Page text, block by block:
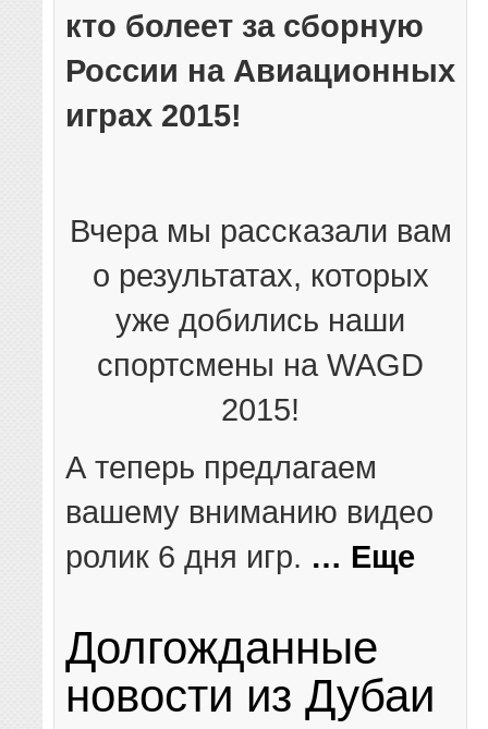
кто болеет за сборную
России на Авиационных
играх 2015!
Вчера мы рассказали вам
о результатах, которых
уже добились наши
спортсмены на WAGD
2015!
А теперь предлагаем
вашему вниманию видео
ролик 6 дня игр. … Еще
Долгожданные
новости из Дубаи